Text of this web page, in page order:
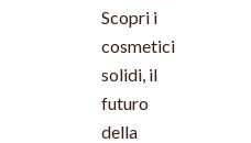
Scopri i
cosmetici
solidi, il
futuro
della